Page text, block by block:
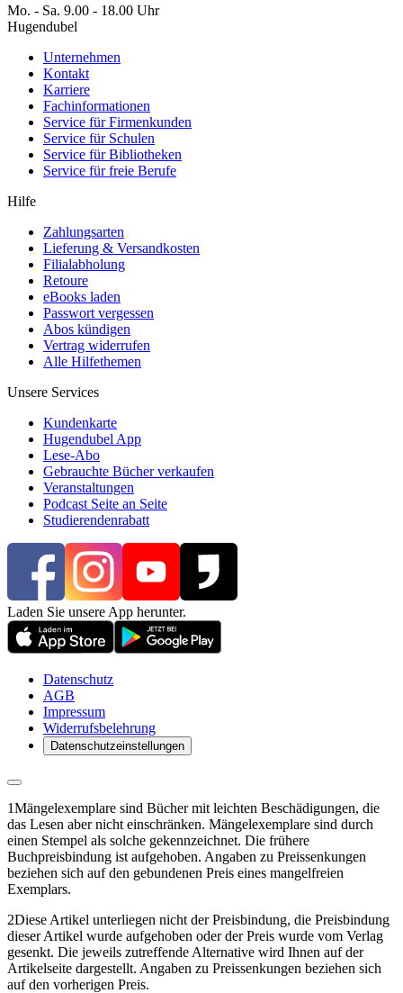
Mo. - Sa. 9.00 - 18.00 Uhr
Hugendubel
Unternehmen
Kontakt
Karriere
Fachinformationen
Service für Firmenkunden
Service für Schulen
Service für Bibliotheken
Service für freie Berufe
Hilfe
Zahlungsarten
Lieferung & Versandkosten
Filialabholung
Retoure
eBooks laden
Passwort vergessen
Abos kündigen
Vertrag widerrufen
Alle Hilfethemen
Unsere Services
Kundenkarte
Hugendubel App
Lese-Abo
Gebrauchte Bücher verkaufen
Veranstaltungen
Podcast Seite an Seite
Studierendenrabatt
Laden Sie unsere App herunter.
Datenschutz
AGB
Impressum
Widerrufsbelehrung
Datenschutzeinstellungen
1Mängelexemplare sind Bücher mit leichten Beschädigungen, die
das Lesen aber nicht einschränken. Mängelexemplare sind durch
einen Stempel als solche gekennzeichnet. Die frühere
Buchpreisbindung ist aufgehoben. Angaben zu Preissenkungen
beziehen sich auf den gebundenen Preis eines mangelfreien
Exemplars.
2Diese Artikel unterliegen nicht der Preisbindung, die Preisbindung
dieser Artikel wurde aufgehoben oder der Preis wurde vom Verlag
gesenkt. Die jeweils zutreffende Alternative wird Ihnen auf der
Artikelseite dargestellt. Angaben zu Preissenkungen beziehen sich
auf den vorherigen Preis.